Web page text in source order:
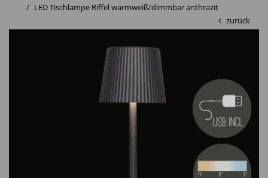
LED Tischlampe Riffel warmweiß/dimmbar anthrazit
zurück